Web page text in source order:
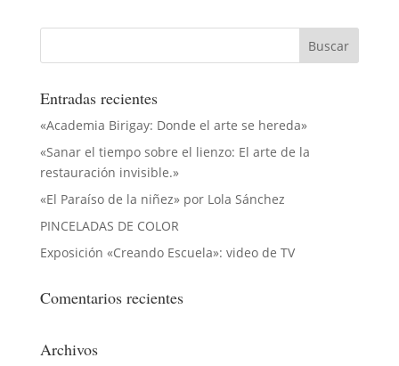
Entradas recientes
«Academia Birigay: Donde el arte se hereda»
«Sanar el tiempo sobre el lienzo: El arte de la
restauración invisible.»
«El Paraíso de la niñez» por Lola Sánchez
PINCELADAS DE COLOR
Exposición «Creando Escuela»: video de TV
Comentarios recientes
Archivos